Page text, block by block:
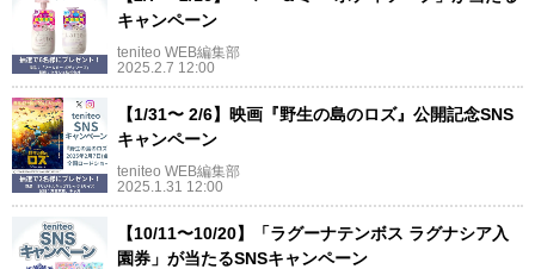
キャンペーン
teniteo WEB編集部
2025.2.7 12:00
【1/31〜 2/6】映画『野生の島のロズ』公開記念SNS
キャンペーン
teniteo WEB編集部
2025.1.31 12:00
【10/11〜10/20】「ラグーナテンボス ラグナシア入
園券」が当たるSNSキャンペーン